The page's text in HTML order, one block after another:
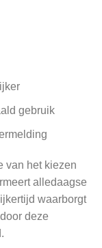
gebruik
van het kiezen
alledaagse
waarborgt
deze